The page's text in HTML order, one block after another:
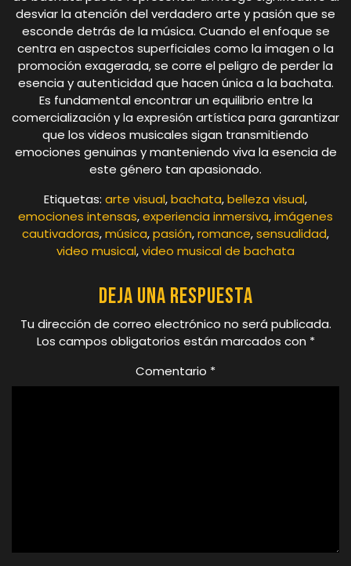
desviar la atención del verdadero arte y pasión que se
esconde detrás de la música. Cuando el enfoque se
centra en aspectos superficiales como la imagen o la
promoción exagerada, se corre el peligro de perder la
esencia y autenticidad que hacen única a la bachata.
Es fundamental encontrar un equilibrio entre la
comercialización y la expresión artística para garantizar
que los videos musicales sigan transmitiendo
emociones genuinas y manteniendo viva la esencia de
este género tan apasionado.
Etiquetas: arte visual,bachata,belleza visual,
emociones intensas,experiencia inmersiva,imágenes
cautivadoras,música,pasión,romance,sensualidad,
video musical,video musical de bachata
Deja una respuesta
Tu dirección de correo electrónico no será publicada.
Los campos obligatorios están marcados con *
Comentario *